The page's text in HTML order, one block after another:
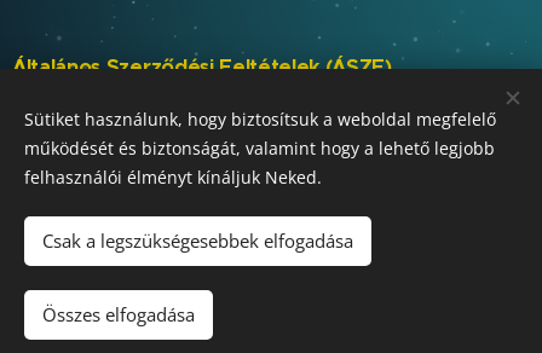
Általános Szerződési Feltételek (ÁSZF)
SKABELA, s.r.o. Sütik
Slovenčina
Magyar
Sütiket használunk, hogy biztosítsuk a weboldal megfelelő
működését és biztonságát, valamint hogy a lehető legjobb
felhasználói élményt kínáljuk Neked.
Csak a legszükségesebbek elfogadása
Összes elfogadása